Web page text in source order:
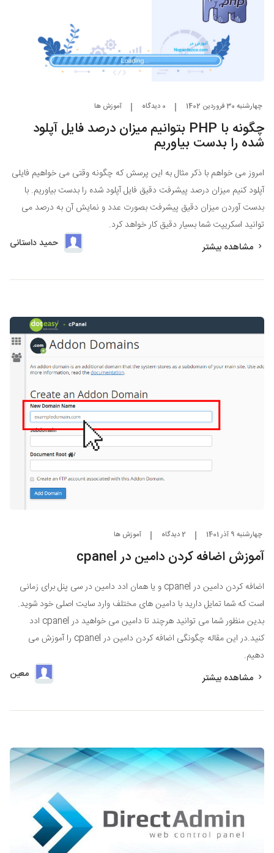
چهارشنبه 30 فروردین 1402 0 دیدگاه آموزش ها
چگونه با PHP بتوانیم میزان درصد فایل آپلود
شده را بدست بیاوریم
امروز می خواهم با ذکر مثال به این پرسش که چگونه وقتی می خواهیم فایلی
آپلود کنیم میزان درصد پیشرفت دقیق فایل آپلود شده را بدست بیاوریم. با
بدست آوردن میزان دقیق پیشرفت بصورت عدد و نمایش آن به درصد می
توانید اسکریپت شما بسیار دقیق کار خواهد کرد.
مشاهده بیشتر
حمید داستانی
چهارشنبه 9 آذر 1401 2 دیدگاه آموزش ها
آموزش اضافه کردن دامین در cpanel
اضافه کردن دامین در cpanel و یا همان ادد دامین در سی پنل برای زمانی
است که شما تمایل دارید با دامین های مختلف وارد سایت اصلی خود شوید.
بدین منظور شما می توانید هرچند تا دامین می خواهید در cpanel ادد
کنید.در این مقاله چگونگی اضافه کردن دامین در cpanel را آموزش می
دهیم.
مشاهده بیشتر
معین